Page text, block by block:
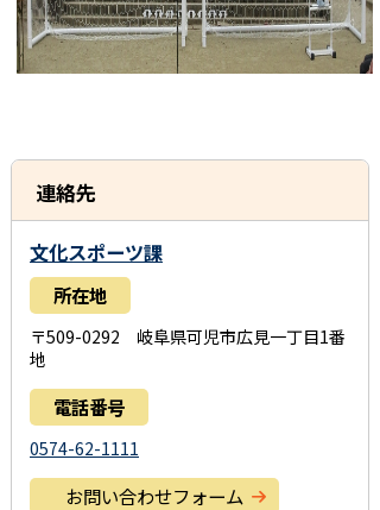
連絡先
文化スポーツ課
所在地
〒509-0292 岐阜県可児市広見一丁目1番
地
電話番号
0574-62-1111
お問い合わせフォーム